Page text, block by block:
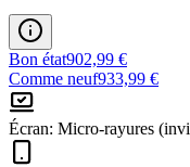
Bon état902,99 €
Comme neuf933,99 €
Écran: Micro-rayures